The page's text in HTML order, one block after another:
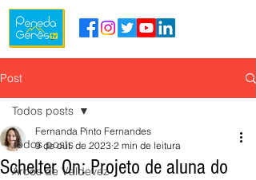
Post
Todos posts
Arcos de Valdevez
Todos posts
Schelter On: Projeto de aluna do
Fernanda Pinto Fernandes
9 de out. de 2023 2 min de leitura